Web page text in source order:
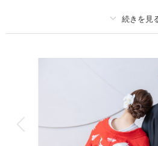
来店・オンライン
データ
会食
家族用衣装レンタ